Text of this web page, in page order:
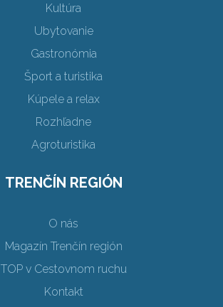
Kultúra
Ubytovanie
Gastronómia
Šport a turistika
Kúpele a relax
Rozhľadne
Agroturistika
TRENČÍN REGIÓN
O nás
Magazín Trenčín región
TOP v Cestovnom ruchu
Kontakt